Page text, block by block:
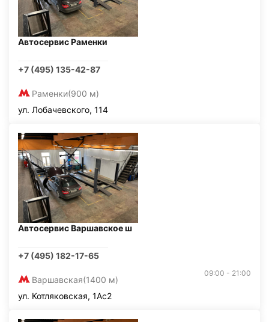
Автосервис Раменки
+7 (495) 135-42-87
Раменки(900 м)
ул. Лобачевского, 114
Автосервис Варшавское ш
+7 (495) 182-17-65
Варшавская(1400 м)
09:00 - 21:00
ул. Котляковская, 1Ас2